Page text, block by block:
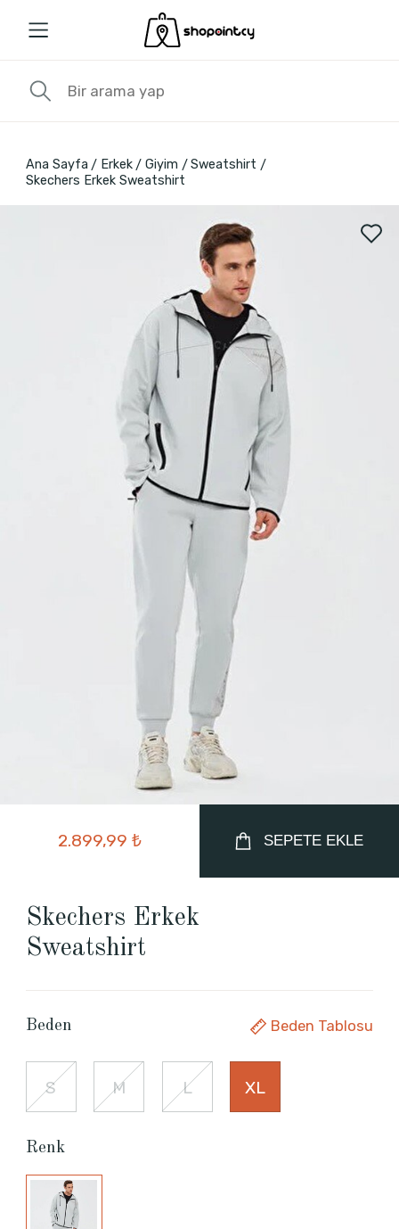
Ana Sayfa Erkek Giyim
Sweatshirt
Skechers Erkek Sweatshirt
2.899,99 ₺ SEPETE EKLE
Skechers Erkek
Sweatshirt
Beden Beden Tablosu
S M L XL
Renk